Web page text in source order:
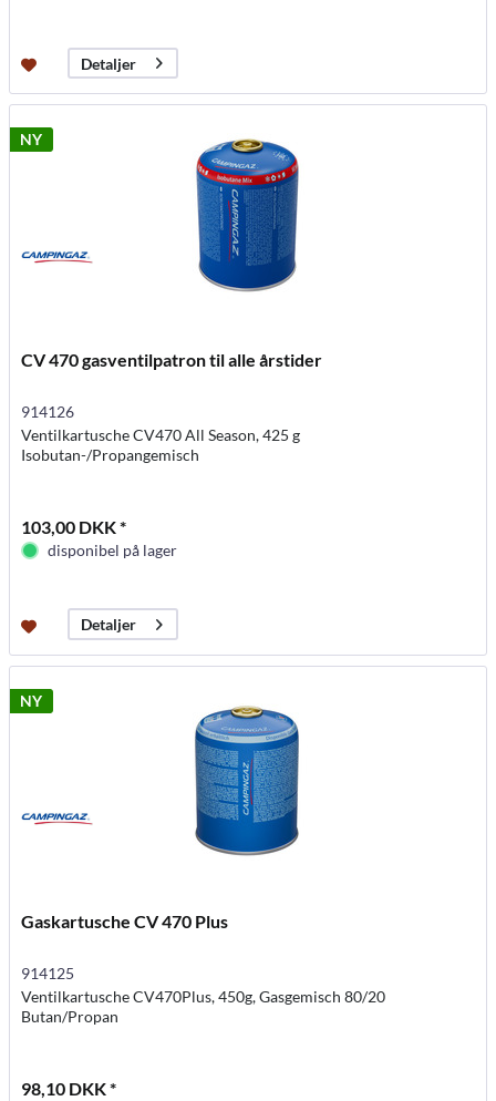
Detaljer
NY
CV 470 gasventilpatron til alle årstider
914126
Ventilkartusche CV470 All Season, 425 g
Isobutan-/Propangemisch
103,00 DKK *
disponibel på lager
Detaljer
NY
Gaskartusche CV 470 Plus
914125
Ventilkartusche CV470Plus, 450g, Gasgemisch 80/20
Butan/Propan
98,10 DKK *